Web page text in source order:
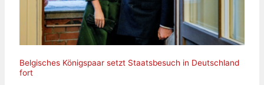
Belgisches Königspaar setzt Staatsbesuch in Deutschland
fort